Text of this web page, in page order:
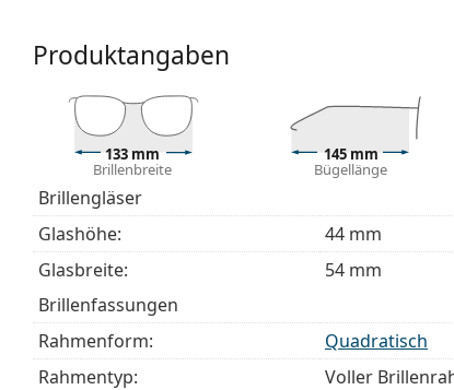
Zubehör
Wir liefern die Brille in ihrem Original-Etui. Die
Das mitgelieferte Tuch ist zum Reinigen und
einem Stoffbeutel anstelle eines Tuchs geliefert
Entdecken Sie das gesamte Sortiment derBrillen
unserenBrillen-Ratgeber
Es ist ein Medizinprodukt. Lesen Sie vor dem
Produktangaben
133 mm
Brillenbreite
145 mm
Bügellänge
Brillengläser
Glashöhe:
44 mm
Glasbreite:
54 mm
Brillenfassungen
Rahmenform:
Quadratisch
Rahmentyp:
Voller